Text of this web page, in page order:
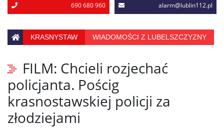
690 680 960 alarm@lublin112.pl
KRASNYSTAW WIADOMOŚCI Z LUBELSZCZYZNY
FILM: Chcieli rozjechać
policjanta. Pościg
krasnostawskiej policji za
złodziejami